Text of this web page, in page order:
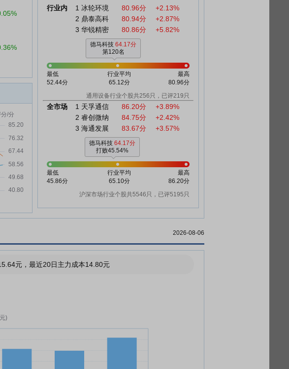
行业内 1 冰轮环境 80.96分
+2.13%
2 鼎泰高科 80.94分
+2.87%
3 华锐精密 80.86分 +5.82%
德马科技 64.17分
第120名
最低
52.44分
行业平均
65.12分
最高
80.96分
通用设备行业个股共256只，已评219只
全市场 1 天孚通信 86.20分
+3.89%
2 睿创微纳 84.75分
+2.42%
3 海通发展 83.67分 +3.57%
德马科技 64.17分
打败45.54%
最低
45.86分
行业平均
65.10分
最高
86.20分
沪深市场行业个股共5546只，已评5195只
2026-08-06
元，最近20日主力成本14.80元